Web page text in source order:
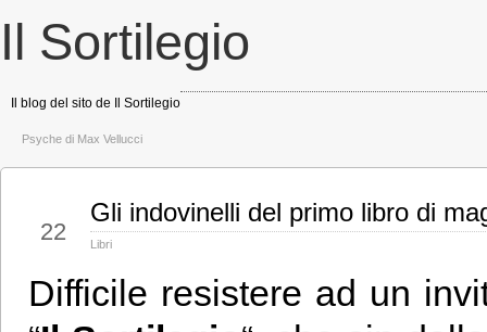
Il Sortilegio
Il blog del sito de Il Sortilegio
Psyche di Max Vellucci
22
Gli indovinelli del primo libro di
Libri
Difficile resistere ad un